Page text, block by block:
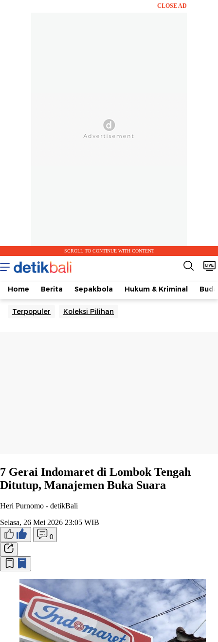
CLOSE AD
SCROLL TO CONTINUE WITH CONTENT
Home Berita Sepakbola Hukum & Kriminal
Terpopuler Koleksi Pilihan
7 Gerai Indomaret di Lombok Tengah
Ditutup, Manajemen Buka Suara
Heri Purnomo - detikBali
Selasa, 26 Mei 2026 23:05 WIB
0